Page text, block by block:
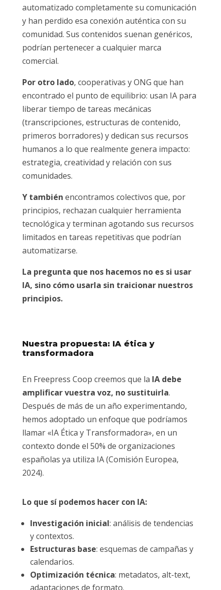
automatizado completamente su comunicación
y han perdido esa conexión auténtica con su
comunidad. Sus contenidos suenan genéricos,
podrían pertenecer a cualquier marca
comercial.
Por otro lado, cooperativas y ONG que han
encontrado el punto de equilibrio: usan IA para
liberar tiempo de tareas mecánicas
(transcripciones, estructuras de contenido,
primeros borradores) y dedican sus recursos
humanos a lo que realmente genera impacto:
estrategia, creatividad y relación con sus
comunidades.
Y también encontramos colectivos que, por
principios, rechazan cualquier herramienta
tecnológica y terminan agotando sus recursos
limitados en tareas repetitivas que podrían
automatizarse.
La pregunta que nos hacemos no es si usar
IA, sino cómo usarla sin traicionar nuestros
principios.
Nuestra propuesta: IA ética y
transformadora
En Freepress Coop creemos que la IA debe
amplificar vuestra voz, no sustituirla.
Después de más de un año experimentando,
hemos adoptado un enfoque que podríamos
llamar «IA Ética y Transformadora», en un
contexto donde el 50% de organizaciones
españolas ya utiliza IA (Comisión Europea,
2024).
Lo que sí podemos hacer con IA:
Investigación inicial: análisis de tendencias
y contextos.
Estructuras base: esquemas de campañas y
calendarios.
Optimización técnica: metadatos, alt-text,
adaptaciones de formato.